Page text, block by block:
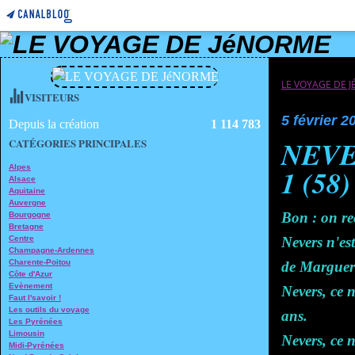
VISITEURS
Depuis la création 1 114 783
CATÉGORIES PRINCIPALES
Alpes
Alsace
Aquitaine
Auvergne
Bourgogne
Bretagne
Centre
Champagne-Ardennes
Charente-Poitou
Côte d'Azur
Evènement
Faut l'savoir !
Les outils du voyage
Les Pyrénées
Limousin
Midi-Pyrénées
LE VOYAGE DE
5 février
1 (58)
Bon : on
Nevers
de
Nevers, ce
ans.
Nevers, ce